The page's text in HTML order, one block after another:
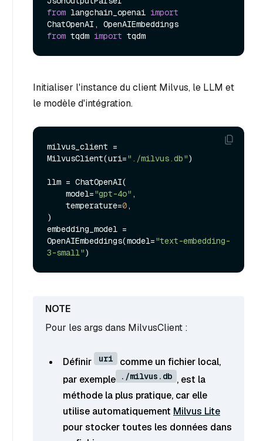
from langchain_openai import
from tqdm import
Initialiser l'instance du client Milvus, le LLM et
le modèle d'intégration.
milvus_client =
MilvusClient(uri="./milvus.db")
llm = ChatOpenAI(
    model=
"gpt-4o" ,
    temperature=
0 ,
)
embedding_model =
OpenAIEmbeddings(model="text-embedding-
3-small"
Pour les args dans MilvusClient :
Définir uri
comme un fichier local,
par exemple
./milvus.db , est la
méthode la plus pratique, car elle
utilise automatiquement Milvus Lite
pour stocker toutes les données dans